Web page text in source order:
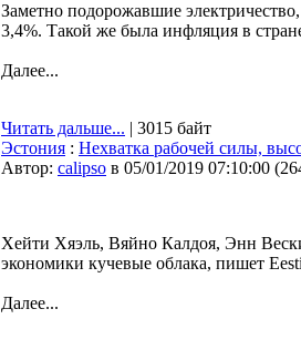
Заметно подорожавшие
3,4%. Такой же была инфляция в
Далее...
Читать дальше... | 3015 байт
Эстония : Нехватка рабочей силы,
Автор: calipso в 05/01/2019 07:10:00 (
Хейти Хяэль, Вяйно Калдоя, Энн
экономики кучевые облака, пишет
Далее...